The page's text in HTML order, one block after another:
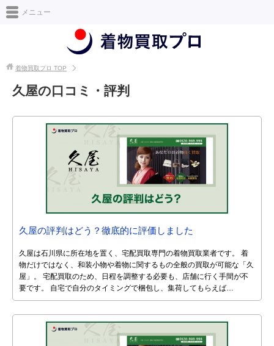
日本最大級の着物買取情報サイト [着物買取プロ]
メニュー
着物買取プロ TOP
久屋の口コミ・評判
久屋の評判はどう？徹底的に評価しました
久屋は石川県に所在地を置く、宅配買取専門の着物買取業者です。 着
物だけではなく、和装小物や着物に関するもの全般の買取が可能な「久
屋」。 宅配買取のため、日程を調整する必要も、店舗に行く手間が不
要です。 自宅で自分のタイミングで梱包し、集荷してもらえば…